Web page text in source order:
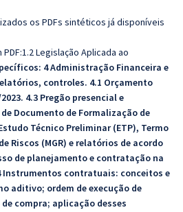
os PDFs sintéticos já disponíveis
Legislação Aplicada ao
4 Administração Financeira e
controles. 4.1 Orçamento
4.3 Pregão presencial e
Documento de Formalização de
Técnico Preliminar (ETP), Termo
Riscos (MGR) e relatórios de acordo
de planejamento e contratação na
Instrumentos contratuais: conceitos e
aditivo; ordem de execução de
compra; aplicação desses